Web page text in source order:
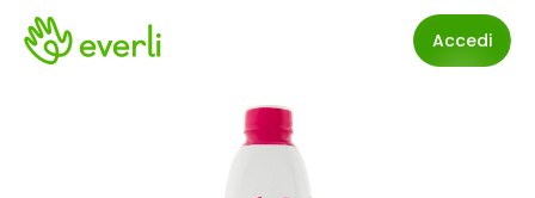
Accedi